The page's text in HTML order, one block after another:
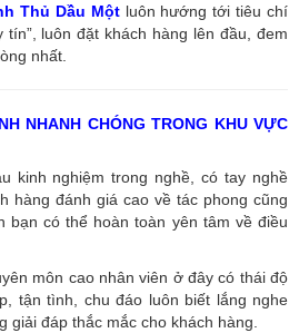
Thủ Dầu Mộtluôn hướng tới tiêu chí
luôn đặt khách hàng lên đầu, đem
nhất.
NHANH CHÓNG TRONG KHU VỰC
kinh nghiệm trong nghề, có tay nghề
hàng đánh giá cao về tác phong cũng
bạn có thể hoàn toàn yên tâm về điều
môn cao nhân viên ở đây có thái độ
tận tình, chu đáo luôn biết lắng nghe
giải đáp thắc mắc cho khách hàng.